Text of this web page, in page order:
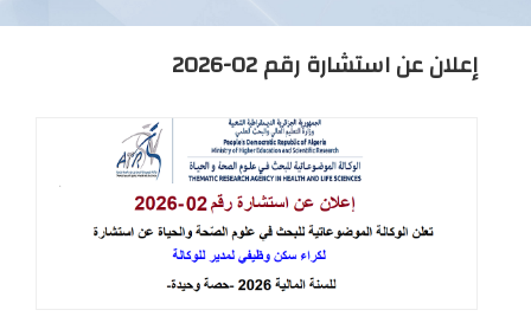
إعلان عن استشارة رقم 02-2026